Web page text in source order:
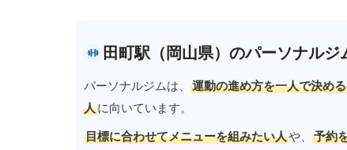
田町駅（岡山県）のパーソナルジ
パーソナルジムは、 運動の進め方を一人で決め
人に向いています。
目標に合わせてメニューを組みたい人や、 予約